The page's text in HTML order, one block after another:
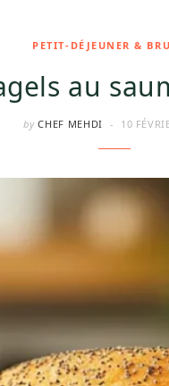
PETIT-DÉJEUNER &
au
by CHEF MEHDI 10